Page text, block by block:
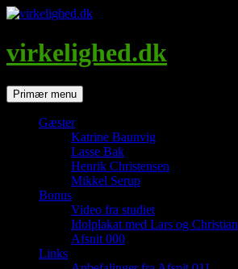
Hop
indhold
virkelighed.dk
SøgPrimær menu
Gæster
Katrine Baunvig
Lasse Bak
Henrik Christensen
Mikkel Serup
Bonus
Video fra studiet
Idolplakat med Lars og Christian
Afsnit 000
Links